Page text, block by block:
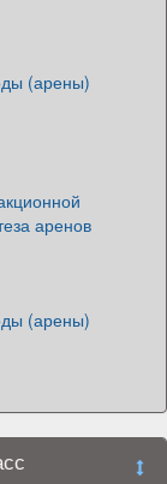
(арены)
аренов
(арены)